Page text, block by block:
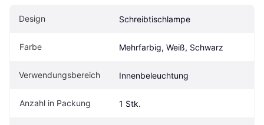
Design Schreibtischlampe
Farbe Mehrfarbig, Weiß, Schwarz
Verwendungsbereich Innenbeleuchtung
Anzahl in Packung 1 Stk.